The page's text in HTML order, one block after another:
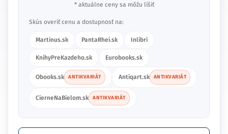
* aktuálne ceny sa môžu líšiť
Skús overiť cenu a dostupnosť na:
Martinus.sk PantaRhei.sk Inlibri
KnihyPreKazdeho.sk Eurobooks.sk
Obooks.sk ANTIKVARIÁT Antiqart.sk ANTIKVARIÁT
CierneNaBielom.sk ANTIKVARIÁT